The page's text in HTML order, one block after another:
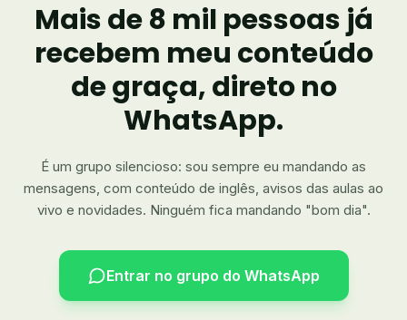
Mais de 8 mil pessoas já
recebem meu conteúdo
de graça, direto no
WhatsApp.
É um grupo silencioso: sou sempre eu mandando as
mensagens, com conteúdo de inglês, avisos das aulas ao
vivo e novidades. Ninguém fica mandando "bom dia".
Entrar no grupo do WhatsApp